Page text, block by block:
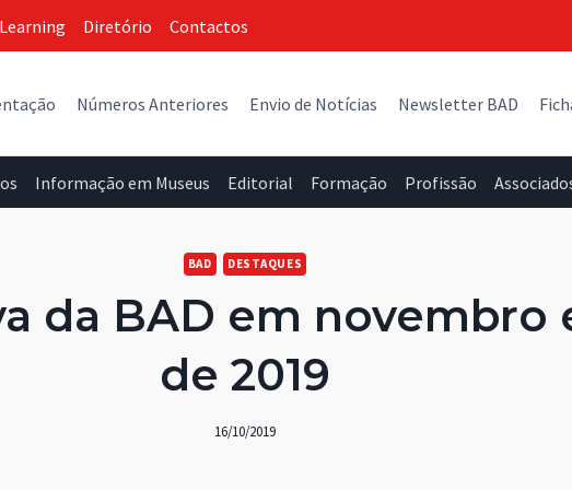
Diretório Contactos
Números Anteriores Envio de Notícias Newsletter BAD
Informação em Museus Editorial Formação Profissão
BAD DESTAQUES
da BAD em novembro
de 2019
16/10/2019